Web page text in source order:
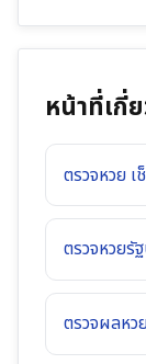
หน้าที่เกี่
ตรวจหวย
ตรวจหวยรั
ตรวจผลหว